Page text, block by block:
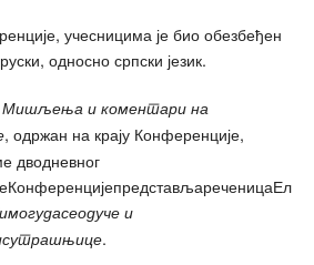
учесницима је био обезбеђен
односно српски језик.
Мишљења и коментари на
, одржан на крају Конференције,
дводневног
и
.